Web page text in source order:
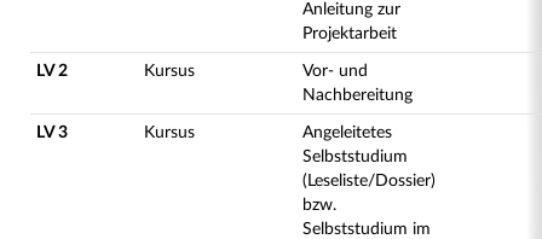
Anleitung zur
Projektarbeit
LV 2 Kursus
Vor- und
Nachbereitung
LV 3 Kursus
Angeleitetes
Selbststudium
(Leseliste/Dossier)
bzw.
Selbststudium im